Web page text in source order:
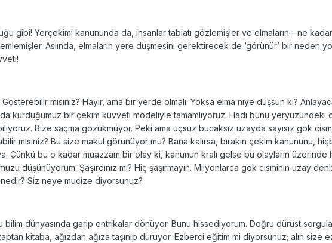
gibi! Yerçekimi kanununda da, insanlar tabiatı gözlemişler ve elmaların—ne kadar
Aslında, elmaların yere düşmesini gerektirecek de ‘görünür’ bir neden
misiniz? Hayır, ama bir yerde olmalı. Yoksa elma niye düşsün ki?
kurduğumuz bir çekim kuvveti modeliyle tamamlıyoruz. Hadi bunu
Bize saçma gözükmüyor. Peki ama uçsuz bucaksız uzayda sayısız gök cismi
misiniz? Bu size makul görünüyor mu? Bana kalırsa, bırakın çekim kanununu,
Çünkü bu o kadar muazzam bir olay ki, kanunun kralı gelse bu olayların üzerinde
düşünüyorum. Şaşırdınız mı? Hiç şaşırmayın. Milyonlarca gök cisminin uzay
Siz neye mucize diyorsunuz?
bilim dünyasında garip entrikalar dönüyor. Bunu hissediyorum. Doğru dürüst
kitaba, ağızdan ağıza taşınıp duruyor. Ezberci eğitim mi diyorsunuz; alın size